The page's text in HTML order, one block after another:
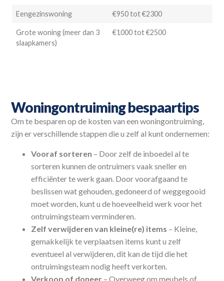
Eengezinswoning €950 tot €2300
Grote woning (meer dan 3
slaapkamers)
€1000 tot €2500
Woningontruiming bespaartips
Om te besparen op de kosten van een woningontruiming,
zijn er verschillende stappen die u zelf al kunt ondernemen:
Vooraf sorteren – Door zelf de inboedel al te
sorteren kunnen de ontruimers vaak sneller en
efficiënter te werk gaan. Door voorafgaand te
beslissen wat gehouden, gedoneerd of weggegooid
moet worden, kunt u de hoeveelheid werk voor het
ontruimingsteam verminderen.
Zelf verwijderen van kleine(re) items – Kleine,
gemakkelijk te verplaatsen items kunt u zelf
eventueel al verwijderen, dit kan de tijd die het
ontruimingsteam nodig heeft verkorten.
Verkoop of doneer – Overweeg om meubels of